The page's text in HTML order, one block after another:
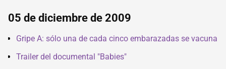
05 de diciembre de 2009
Gripe A: sólo una de cada cinco embarazadas se vacuna
Trailer del documental "Babies"